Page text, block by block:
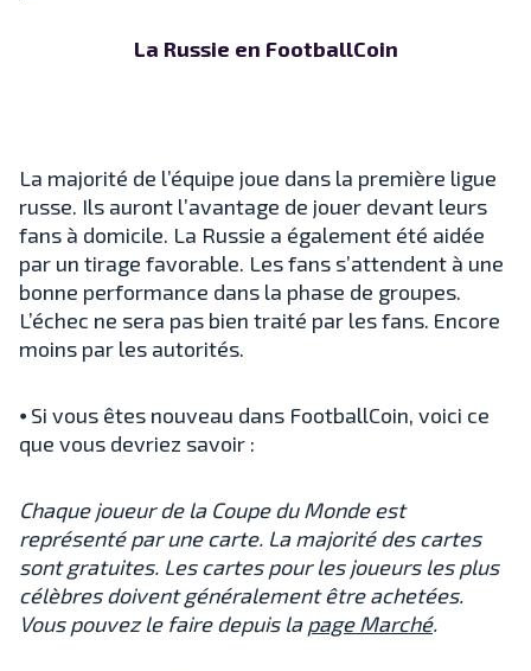
La Russie en FootballCoin
La majorité de l’équipe joue dans la première ligue
russe. Ils auront l’avantage de jouer devant leurs
fans à domicile. La Russie a également été aidée
par un tirage favorable. Les fans s’attendent à une
bonne performance dans la phase de groupes.
L’échec ne sera pas bien traité par les fans. Encore
moins par les autorités.
⦁ Si vous êtes nouveau dans FootballCoin, voici ce
que vous devriez savoir :
Chaque joueur de la Coupe du Monde est
représenté par une carte. La majorité des cartes
sont gratuites. Les cartes pour les joueurs les plus
célèbres doivent généralement être achetées.
Vous pouvez le faire depuis lapage Marché.